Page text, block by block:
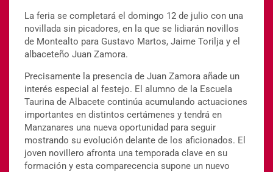
La feria se completará el domingo 12 de julio con una
novillada sin picadores, en la que se lidiarán novillos
de Montealto para Gustavo Martos, Jaime Torilja y el
albaceteño Juan Zamora.
Precisamente la presencia de Juan Zamora añade un
interés especial al festejo. El alumno de la Escuela
Taurina de Albacete continúa acumulando actuaciones
importantes en distintos certámenes y tendrá en
Manzanares una nueva oportunidad para seguir
mostrando su evolución delante de los aficionados. El
joven novillero afronta una temporada clave en su
formación y esta comparecencia supone un nuevo